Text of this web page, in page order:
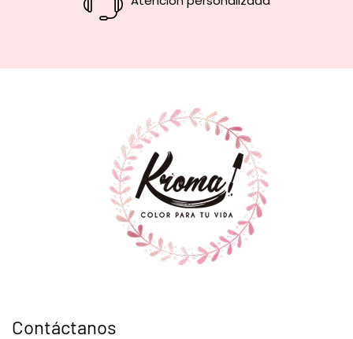
Contáctanos